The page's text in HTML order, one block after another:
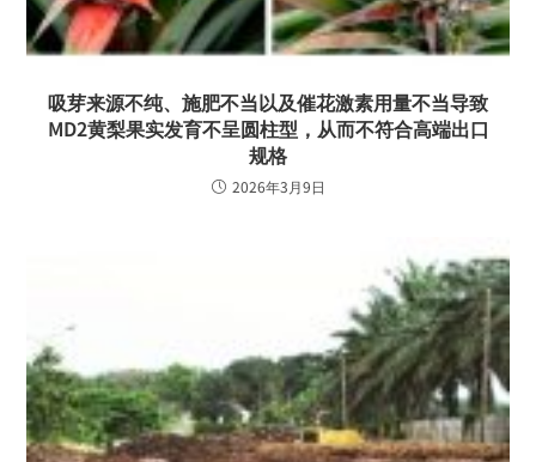
吸芽来源不纯、施肥不当以及催花激素用量不当导致
MD2黄梨果实发育不呈圆柱型，从而不符合高端出口
规格
2026年3月9日